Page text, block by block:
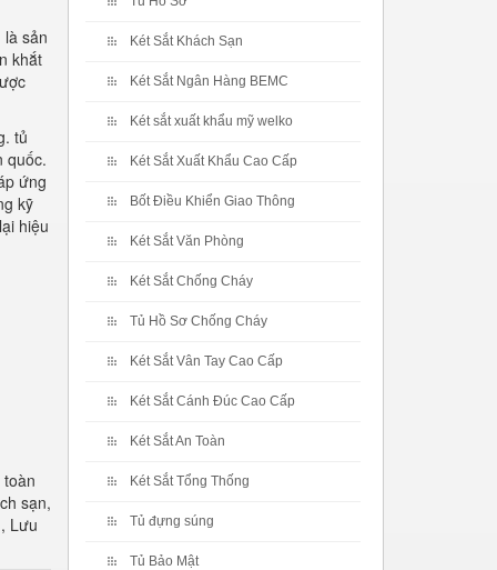
sản
khắt
tủ
quốc.
ứng
kỹ
hiệu
sạn,
Lưu
Két Sắt Khách Sạn
Két Sắt Ngân Hàng BEMC
Két sắt xuất khẩu mỹ welko
Két Sắt Xuất Khẩu Cao Cấp
Bốt Điều Khiển Giao Thông
Két Sắt Văn Phòng
Két Sắt Chống Cháy
Tủ Hồ Sơ Chống Cháy
Két Sắt Vân Tay Cao Cấp
Két Sắt Cánh Đúc Cao Cấp
Két Sắt An Toàn
Két Sắt Tổng Thống
Tủ đựng súng
Tủ Bảo Mật